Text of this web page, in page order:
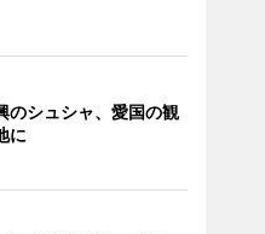
のシュシャ、愛国の観
に